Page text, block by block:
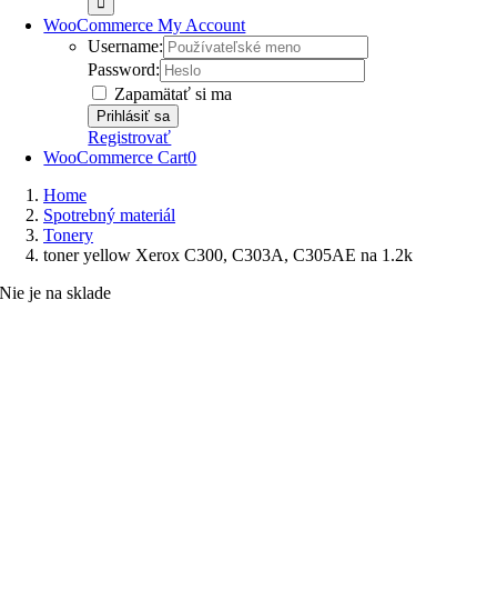
WooCommerce My Account
Username:
Password:
Zapamätať si ma
Registrovať
WooCommerce Cart0
Home
Spotrebný materiál
Tonery
toner yellow Xerox C300, C303A, C305AE na 1.2k
Nie je na sklade